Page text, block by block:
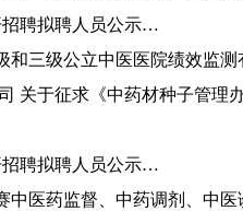
招聘拟聘人员公示…
和三级公立中医医院绩效监
关于征求《中药材种子管理
招聘拟聘人员公示…
医药监督、中药调剂、中